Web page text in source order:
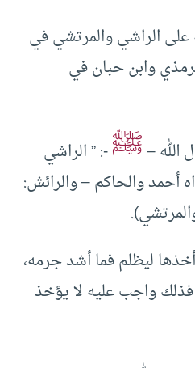
على الراشي والمرتشي في
وابن حبان في
الله –ﷺ-: ” الراشي
أحمد والحاكم – والرائش:
ليظلم فما أشد جرمه،
واجب عليه لا يؤخذ